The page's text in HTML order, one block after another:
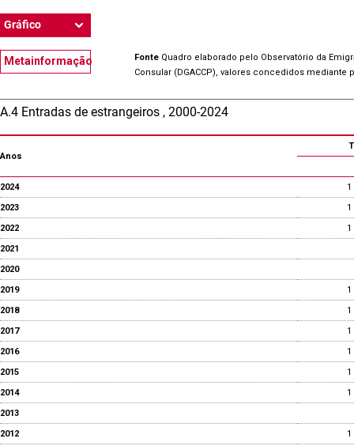
Gráfico
Metainformação Fonte Quadro elaborado pelo Observatório da
Consular (DGACCP), valores concedidos mediante
A.4 Entradas de estrangeiros , 2000-2024
Anos
2024
1
2023
1
2022
1
2021
2020
2019
1
2018
1
2017
1
2016
1
2015
1
2014
1
2013
2012
1